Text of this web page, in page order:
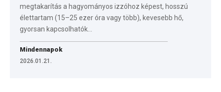
megtakarítás a hagyományos izzóhoz képest, hosszú
élettartam (15–25 ezer óra vagy több), kevesebb hő,
gyorsan kapcsolhatók…
Mindennapok
2026.01.21.